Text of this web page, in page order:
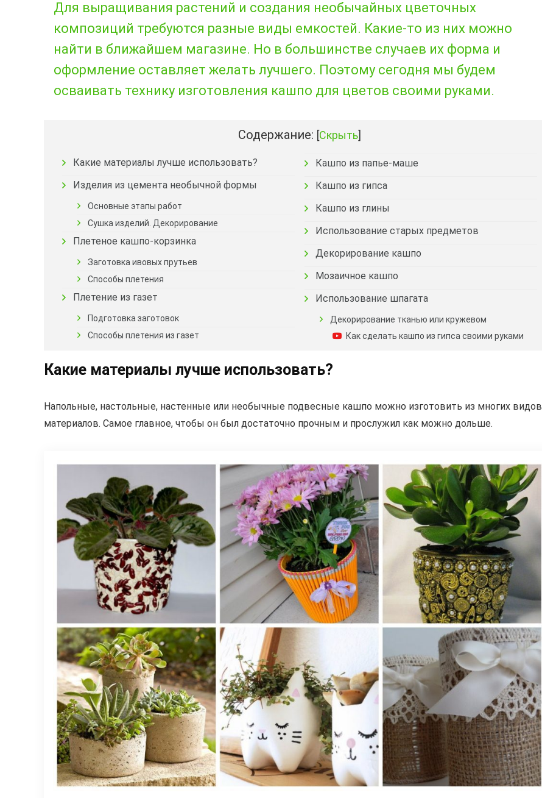
Для выращивания растений и создания необычайных цветочных
композиций требуются разные виды емкостей. Какие-то из них можно
найти в ближайшем магазине. Но в большинстве случаев их форма и
оформление оставляет желать лучшего. Поэтому сегодня мы будем
осваивать технику изготовления кашпо для цветов своими руками.
Содержание: [Скрыть]
Какие материалы лучше использовать?
Изделия из цемента необычной формы
Основные этапы работ
Сушка изделий. Декорирование
Плетеное кашпо-корзинка
Заготовка ивовых прутьев
Способы плетения
Плетение из газет
Подготовка заготовок
Способы плетения из газет
Кашпо из папье-маше
Кашпо из гипса
Кашпо из глины
Использование старых предметов
Декорирование кашпо
Мозаичное кашпо
Использование шпагата
Декорирование тканью или кружевом
Как сделать кашпо из гипса своими руками
Какие материалы лучше использовать?
Напольные, настольные, настенные или необычные подвесные кашпо можно изготовить из многих видов
материалов. Самое главное, чтобы он был достаточно прочным и прослужил как можно дольше.